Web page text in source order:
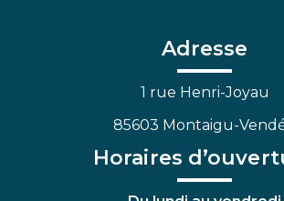
FacebookLinkedin
Adresse
1 rue Henri-Joyau
85603 Montaigu-
Horaires